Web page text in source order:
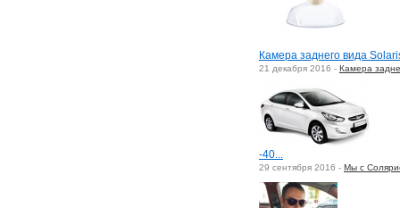
Камера заднего вида
21 декабря 2016 - Камера
-40...
29 сентября 2016 - Мы с